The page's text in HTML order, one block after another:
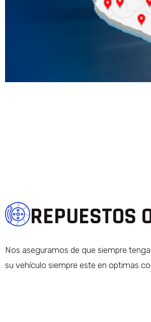
REPUESTOS
Nos aseguramos de que siempre
su vehículo siempre este en optimas